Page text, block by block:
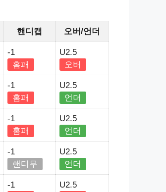
핸디캡 오버/언더
-1
홈패
U2.5
오버
-1
홈패
U2.5
언더
-1
홈패
U2.5
언더
-1
핸디무
U2.5
언더
-1
U2.5